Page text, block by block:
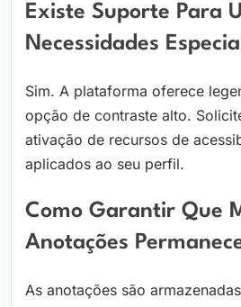
Existe Suporte Para
Necessidades
Sim. A plataforma oferece
opção de contraste alto.
ativação de recursos de
aplicados ao seu perfil.
Como Garantir Que
Anotações
As anotações são